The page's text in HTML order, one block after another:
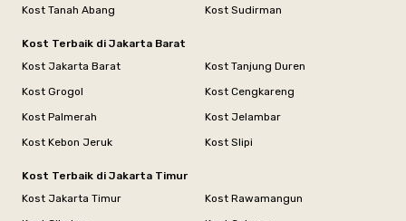
Kost Tanah Abang
Kost Sudirman
Kost Terbaik di Jakarta Barat
Kost Jakarta Barat
Kost Tanjung Duren
Kost Grogol
Kost Cengkareng
Kost Palmerah
Kost Jelambar
Kost Kebon Jeruk
Kost Slipi
Kost Terbaik di Jakarta Timur
Kost Jakarta Timur
Kost Rawamangun